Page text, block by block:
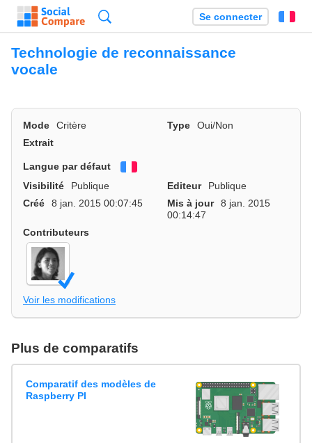
Se connecter
Technologie de reconnaissance
vocale
Mode Critère Type
Oui/Non
Extrait
Langue par défaut
Visibilité
Publique Editeur
Publique
Créé
8 jan. 2015 00:07:45 Mis à jour
8 jan. 2015
00:14:47
Contributeurs
Voir les modifications
Plus de comparatifs
Comparatif des modèles de
Raspberry PI